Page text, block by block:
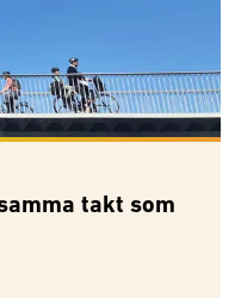
takt som